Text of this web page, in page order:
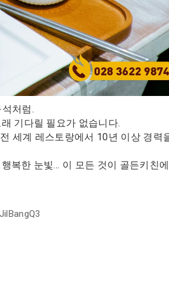
처럼.
기다릴 필요가 없습니다.
세계 레스토랑에서 10년 이상 경력
복한 눈빛… 이 모든 것이 골든키친